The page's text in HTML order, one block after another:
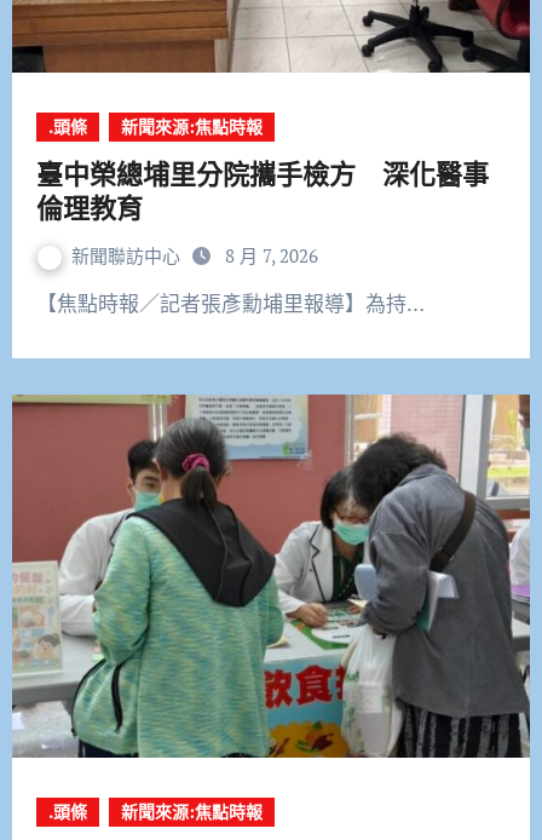
.頭條 新聞來源:焦點時報
臺中榮總埔里分院攜手檢方 深化醫事
倫理教育
新聞聯訪中心 8 月 7, 2026
【焦點時報／記者張彥勳埔里報導】為持…
.頭條 新聞來源:焦點時報